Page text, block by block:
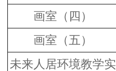
画室（四）
画室（五）
未来人居环境教学实